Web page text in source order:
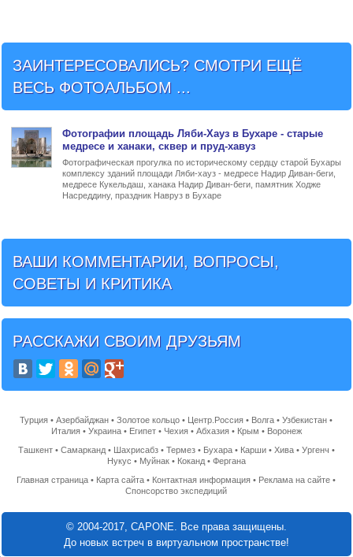
ЗАИНТЕРЕСОВАЛИСЬ? СМОТРИ ЕЩЁ
ВЕСЬ ФОТОАЛЬБОМ ...
Фотографии площадь Ляби-Хауз в Бухаре- старые
медресе и ханаки, сквер и пруд-хавуз
Фотографическая прогулка по историческому сердцу старой Бухары
комплексу зданий площади Ляби-хауз - медресе Надир Диван-беги,
медресе Кукельдаш, ханака Надир Диван-беги, памятник Ходже
Насреддину, праздник Навруз в Бухаре
ВАШИ КОММЕНТАРИИ, ВОПРОСЫ,
СОВЕТЫ И КРИТИКА
РАССКАЖИ СВОИМ ДРУЗЬЯМ
Турция •Азербайджан •Золотое кольцо • Центр.Россия • Волга •Узбекистан •
Италия• Украина• Египет• Чехия• Абхазия• Крым • Воронеж
Ташкент• Самарканд• Шахрисабз• Термез• Бухара• Карши• Хива• Ургенч •
Нукус • Муйнак• Коканд• Фергана
Главная страница • Карта сайта • Контактная информация • Реклама на сайте •
Спонсорство экспедиций
© 2004-2017, CAPONE. Все права защищены.
До новых встреч в виртуальном пространстве!